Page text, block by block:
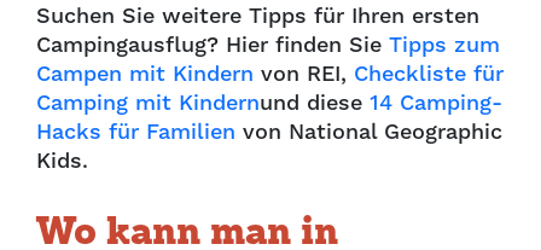
Suchen Sie weitere Tipps für Ihren ersten
Campingausflug? Hier finden Sie Tipps zum
Campen mit Kindern von REI, Checkliste für
Camping mit Kindernund diese 14 Camping-
Hacks für Familien von National Geographic
Kids.
Wo kann man in